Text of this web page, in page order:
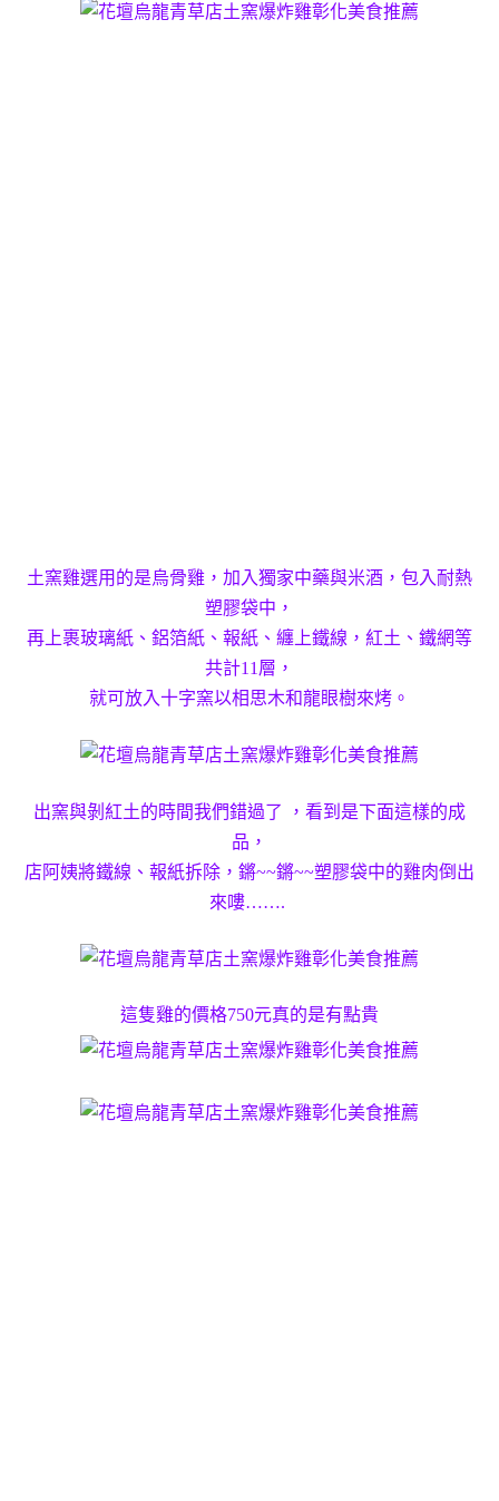
土窯雞選用的是烏骨雞，加入獨家中藥與米酒，包入耐熱
塑膠袋中，
再上裹玻璃紙、鋁箔紙、報紙、纏上鐵線，紅土、鐵網等
共計11層，
就可放入十字窯以相思木和龍眼樹來烤。
出窯與剝紅土的時間我們錯過了 ，看到是下面這樣的成
品，
店阿姨將鐵線、報紙拆除，鏘~~鏘~~塑膠袋中的雞肉倒出
來嘍…….
這隻雞的價格750元真的是有點貴